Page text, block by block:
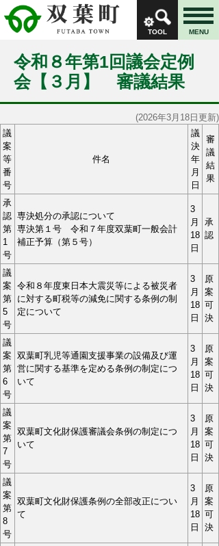
TOOL MENU
令和８年第1回議会定例
会【３月】 審議結果
(2026年3月18日更新)
議
案
等
番
号
件名
議
決
年
月
日
審
議
結
果
承
認
第
1
号
専決処分の承認について
専決第１号 令和７年度双葉町一般会計
補正予算（第５号）
3
月
18
日
承
認
議
案
第
5
号
令和８年度東日本大震災等による被災者
に対する町税等の減免に関する条例の制
定について
3
月
18
日
原
案
可
決
議
案
第
6
号
双葉町乳児等通園支援事業の設備及び運
営に関する基準を定める条例の制定につ
いて
3
月
18
日
原
案
可
決
議
案
第
7
号
双葉町文化財保護審議会条例の制定につ
いて
3
月
18
日
原
案
可
決
議
案
第
8
号
双葉町文化財保護条例の全部改正につい
て
3
月
18
日
原
案
可
決